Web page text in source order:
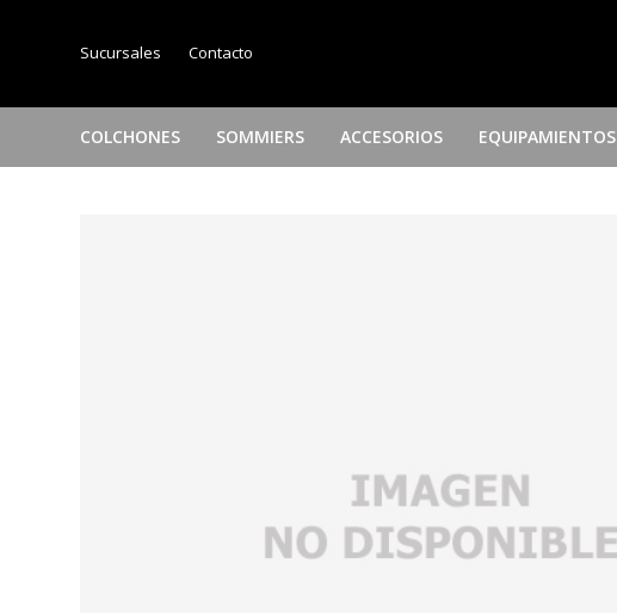
COLCHONES SOMMIERS ACCESORIOS EQUIPAMIENTOS
Sucursales Contacto